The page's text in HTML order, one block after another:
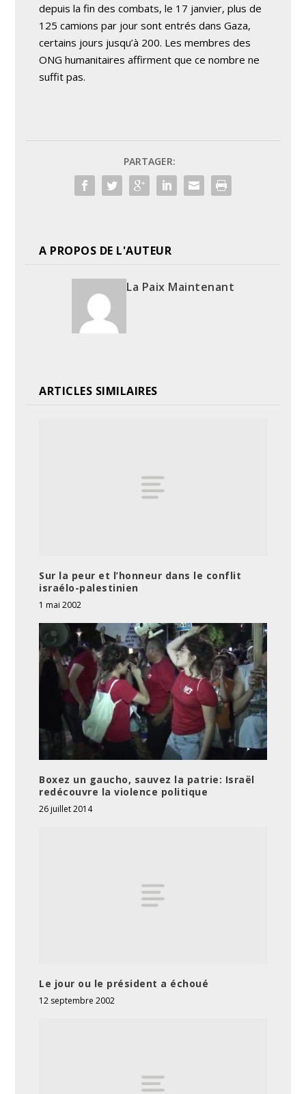
depuis la fin des combats, le 17 janvier, plus de
125 camions par jour sont entrés dans Gaza,
certains jours jusqu’à 200. Les membres des
ONG humanitaires affirment que ce nombre ne
suffit pas.
PARTAGER:
A PROPOS DE L'AUTEUR
La Paix Maintenant
ARTICLES SIMILAIRES
Sur la peur et l’honneur dans le conflit
israélo-palestinien
1 mai 2002
Boxez un gaucho, sauvez la patrie: Israël
redécouvre la violence politique
26 juillet 2014
Le jour ou le président a échoué
12 septembre 2002